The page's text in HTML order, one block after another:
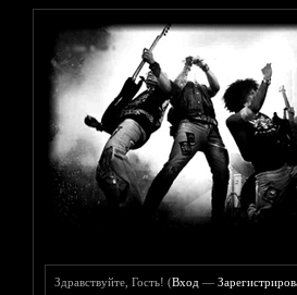
Здравствуйте, Гость! (Вход —